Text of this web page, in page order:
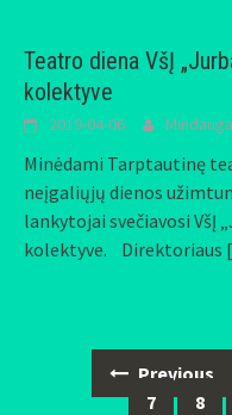
Teatro diena VšĮ
kolektyve
2019-04-06
Minėdami Tarptautinę
neįgaliųjų dienos
lankytojai svečiavosi VšĮ
kolektyve. Direktoriaus
Previous
7
8